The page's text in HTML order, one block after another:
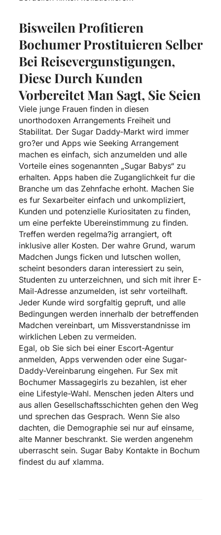
Bisweilen Profitieren
Bochumer Prostituieren Selber
Bei Reisevergunstigungen,
Diese Durch Kunden
Vorbereitet Man Sagt, Sie Seien
Viele junge Frauen finden in diesen
unorthodoxen Arrangements Freiheit und
Stabilitat. Der Sugar Daddy-Markt wird immer
gro?er und Apps wie Seeking Arrangement
machen es einfach, sich anzumelden und alle
Vorteile eines sogenannten „Sugar Babys“ zu
erhalten. Apps haben die Zuganglichkeit fur die
Branche um das Zehnfache erhoht. Machen Sie
es fur Sexarbeiter einfach und unkompliziert,
Kunden und potenzielle Kuriositaten zu finden,
um eine perfekte Ubereinstimmung zu finden.
Treffen werden regelma?ig arrangiert, oft
inklusive aller Kosten. Der wahre Grund, warum
Madchen Jungs ficken und lutschen wollen,
scheint besonders daran interessiert zu sein,
Studenten zu unterzeichnen, und sich mit ihrer E-
Mail-Adresse anzumelden, ist sehr vorteilhaft.
Jeder Kunde wird sorgfaltig gepruft, und alle
Bedingungen werden innerhalb der betreffenden
Madchen vereinbart, um Missverstandnisse im
wirklichen Leben zu vermeiden.
Egal, ob Sie sich bei einer Escort-Agentur
anmelden, Apps verwenden oder eine Sugar-
Daddy-Vereinbarung eingehen. Fur Sex mit
Bochumer Massagegirls zu bezahlen, ist eher
eine Lifestyle-Wahl. Menschen jeden Alters und
aus allen Gesellschaftsschichten gehen den Weg
und sprechen das Gesprach. Wenn Sie also
dachten, die Demographie sei nur auf einsame,
alte Manner beschrankt. Sie werden angenehm
uberrascht sein. Sugar Baby Kontakte in Bochum
findest du auf xlamma.